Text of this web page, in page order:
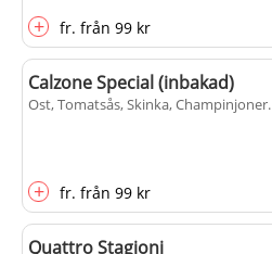
+ fr. från 99 kr
Calzone Special (inbakad)
Ost, Tomatsås, Skinka, Champinjoner.
+ fr. från 99 kr
Quattro Stagioni